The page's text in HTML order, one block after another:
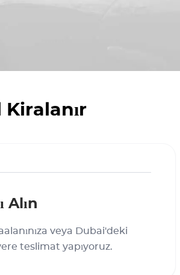
Alın
veya Dubai'deki
teslimat yapıyoruz.